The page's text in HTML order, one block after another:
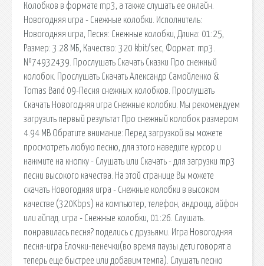
Колобков в формате mp3, а также слушать ее онлайн.
Новогодняя игра - Снежные колобки. Исполнитель:
Новогодняя игра, Песня: Снежные колобки, Длина: 01:25,
Размер: 3.28 МБ, Качество: 320 kbit/sec, Формат: mp3.
№74932439. Прослушать Скачать Сказки Про снежный
колобок. Прослушать Скачать Александр Самойленко &
Tomas Band 09-Песня снежных колобков. Прослушать
Скачать Новогодняя игра Снежные колобки. Мы рекомендуем
загрузить первый результат Про снежный колобок размером
4.94 MB Обратите внимание: Перед загрузкой вы можете
просмотреть любую песню, для этого наведите курсор и
нажмите на кнопку - Слушать или Скачать - для загрузки mp3
песни высокого качества. На этой странице Вы можете
скачать Новогодняя игра - Снежные колобки в высоком
качестве (320Kbps) на компьютер, телефон, андроид, айфон
или айпад. игра - Снежные колобки, 01:26. Слушать.
понравилась песня? поделись с друзьями. Игра Новогодняя
песня-игра Елочки-пенечки(во время паузы дети говорят:а
теперь еще быстрее или добавим темпа). Слушать песню